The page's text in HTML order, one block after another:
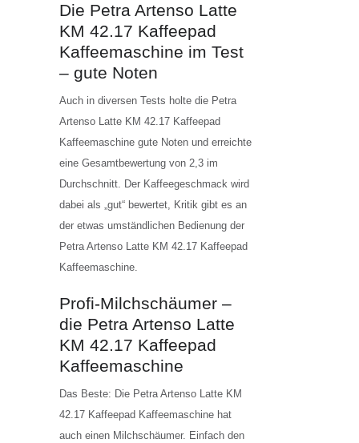
Die Petra Artenso Latte
KM 42.17 Kaffeepad
Kaffeemaschine im Test
– gute Noten
Auch in diversen Tests holte die Petra
Artenso Latte KM 42.17 Kaffeepad
Kaffeemaschine gute Noten und erreichte
eine Gesamtbewertung von 2,3 im
Durchschnitt. Der Kaffeegeschmack wird
dabei als „gut“ bewertet, Kritik gibt es an
der etwas umständlichen Bedienung der
Petra Artenso Latte KM 42.17 Kaffeepad
Kaffeemaschine.
Profi-Milchschäumer –
die Petra Artenso Latte
KM 42.17 Kaffeepad
Kaffeemaschine
Das Beste: Die Petra Artenso Latte KM
42.17 Kaffeepad Kaffeemaschine hat
auch einen Milchschäumer. Einfach den